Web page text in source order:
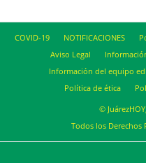
COVID-19 NOTIFICACIONES
Aviso Legal
Información del equipo
Política de ética
©
Todos los Derechos